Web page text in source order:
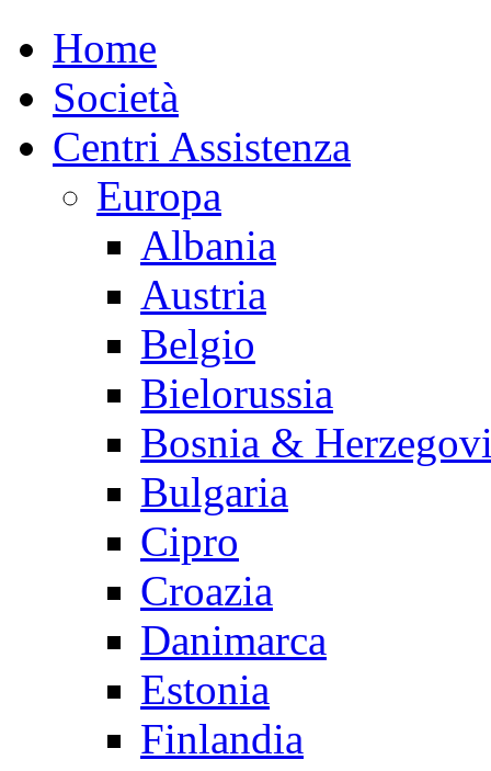
Home
Società
Centri Assistenza
Europa
Albania
Austria
Belgio
Bielorussia
Bosnia &
Bulgaria
Cipro
Croazia
Danimarca
Estonia
Finlandia